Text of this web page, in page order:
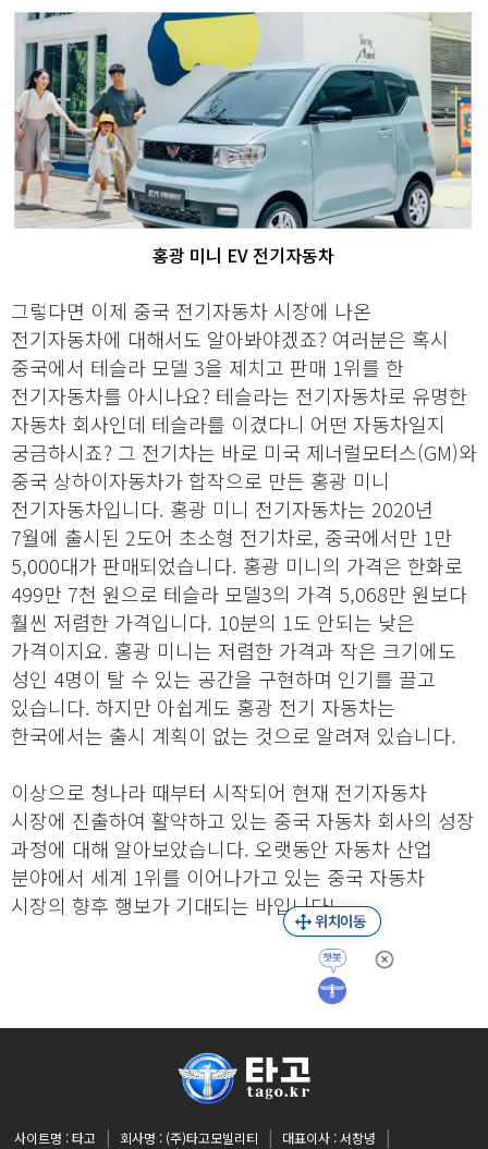
홍광 미니 EV 전기자동차
그렇다면 이제 중국 전기자동차 시장에 나온
전기자동차에 대해서도 알아봐야겠죠? 여러분은 혹시
중국에서 테슬라 모델 3을 제치고 판매 1위를 한
전기자동차를 아시나요? 테슬라는 전기자동차로 유명한
자동차 회사인데 테슬라를 이겼다니 어떤 자동차일지
궁금하시죠? 그 전기차는 바로 미국 제너럴모터스(GM)와
중국 상하이자동차가 합작으로 만든 홍광 미니
전기자동차입니다. 홍광 미니 전기자동차는 2020년
7월에 출시된 2도어 초소형 전기차로, 중국에서만 1만
5,000대가 판매되었습니다. 홍광 미니의 가격은 한화로
499만 7천 원으로 테슬라 모델3의 가격 5,068만 원보다
훨씬 저렴한 가격입니다. 10분의 1도 안되는 낮은
가격이지요. 홍광 미니는 저렴한 가격과 작은 크기에도
성인 4명이 탈 수 있는 공간을 구현하며 인기를 끌고
있습니다. 하지만 아쉽게도 홍광 전기 자동차는
한국에서는 출시 계획이 없는 것으로 알려져 있습니다.
이상으로 청나라 때부터 시작되어 현재 전기자동차
시장에 진출하여 활약하고 있는 중국 자동차 회사의 성장
과정에 대해 알아보았습니다. 오랫동안 자동차 산업
분야에서 세계 1위를 이어나가고 있는 중국 자동차
시장의 향후 행보가 기대되는 바입니다!
사이트명 : 타고 회사명 : (주)타고모빌리티
대표이사 : 서창녕